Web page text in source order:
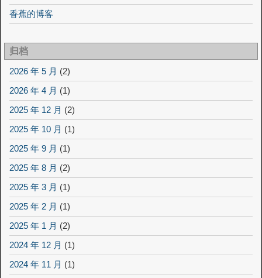
香蕉的博客
归档
2026 年 5 月 (2)
2026 年 4 月 (1)
2025 年 12 月 (2)
2025 年 10 月 (1)
2025 年 9 月 (1)
2025 年 8 月 (2)
2025 年 3 月 (1)
2025 年 2 月 (1)
2025 年 1 月 (2)
2024 年 12 月 (1)
2024 年 11 月 (1)